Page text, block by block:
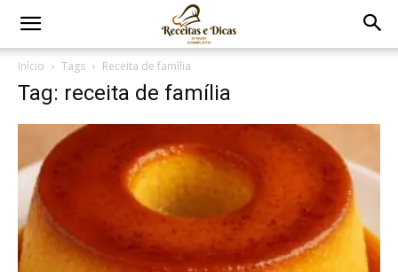
Início Tags Receita de família
Tag: receita de família